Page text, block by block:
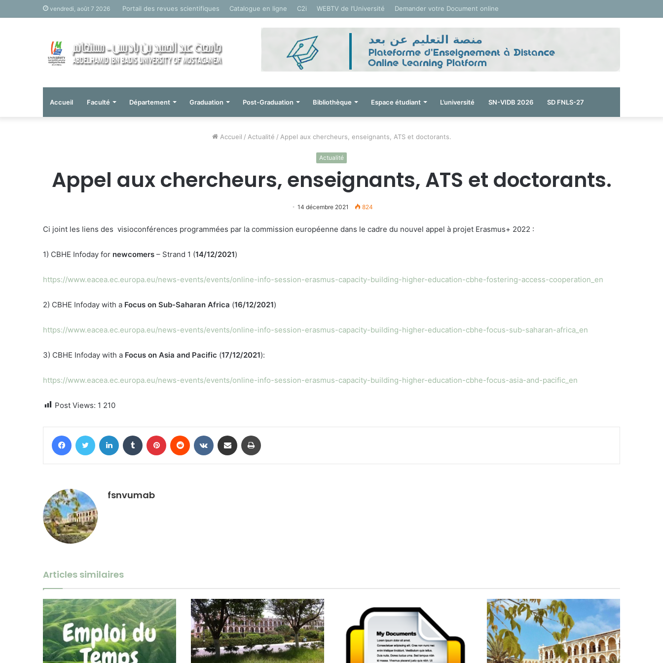
vendredi, août 7 2026 Portail des revues scientifiques Catalogue en ligne C2i WEBTV de l’Université Demander votre Document online
Accueil Faculté Département Graduation Post-Graduation Bibliothèque Espace étudiant L’université SN-VIDB 2026 SD FNLS-27
Accueil / Actualité / Appel aux chercheurs, enseignants, ATS et doctorants.
Actualité
Appel aux chercheurs, enseignants, ATS et doctorants.
14 décembre 2021 824
Ci joint les liens des visioconférences programmées par la commission européenne dans le cadre du nouvel appel à projet Erasmus+ 2022 :
1) CBHE Infoday for newcomers – Strand 1 (14/12/2021)
https://www.eacea.ec.europa.eu/news-events/events/online-info-session-erasmus-capacity-building-higher-education-cbhe-fostering-access-cooperation_en
2) CBHE Infoday with a Focus on Sub-Saharan Africa (16/12/2021)
https://www.eacea.ec.europa.eu/news-events/events/online-info-session-erasmus-capacity-building-higher-education-cbhe-focus-sub-saharan-africa_en
3) CBHE Infoday with a Focus on Asia and Pacific (17/12/2021):
https://www.eacea.ec.europa.eu/news-events/events/online-info-session-erasmus-capacity-building-higher-education-cbhe-focus-asia-and-pacific_en
Post Views: 1 210
FacebookTwitter Linkedin Tumblr Pinterest Reddit VKontaktePartager par email
fsnvumab
Articles similaires